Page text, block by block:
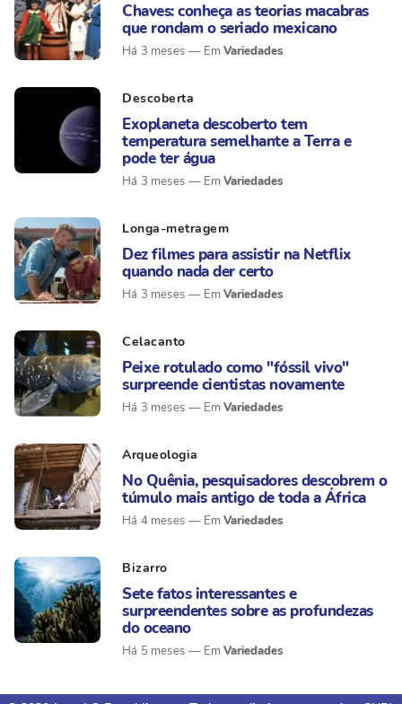
Chaves: conheça as teorias macabras
que rondam o seriado mexicano
Há 3 meses Variedades
Descoberta
Exoplaneta descoberto tem
temperatura semelhante a Terra e
pode ter água
Há 3 meses Variedades
Longa-metragem
Dez filmes para assistir na Netflix
quando nada der certo
Há 3 meses Variedades
Celacanto
Peixe rotulado como "fóssil vivo"
surpreende cientistas novamente
Há 3 meses Variedades
Arqueologia
No Quênia, pesquisadores descobrem o
túmulo mais antigo de toda a África
Há 4 meses Variedades
Bizarro
Sete fatos interessantes e
surpreendentes sobre as profundezas
do oceano
Há 5 meses Variedades